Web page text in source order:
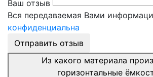
Ваш отзыв
Вся передаваемая Вами
конфиденциальна
Отправить отзыв
Из какого материала
горизонтальные